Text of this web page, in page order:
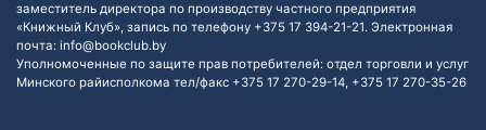
заместитель директора по производству частного предприятия
«Книжный Клуб», запись по телефону +375 17 394-21-21. Электронная
почта: info@bookclub.by
Уполномоченные по защите прав потребителей: отдел торговли и услуг
Минского райисполкома тел/факс +375 17 270-29-14, +375 17 270-35-26